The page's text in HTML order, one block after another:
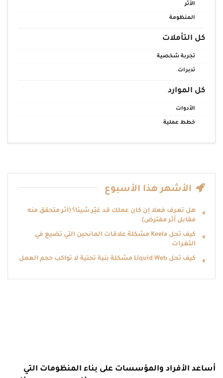
الأثر
المنظومة
كل التأملات
تجربة شخصية
تدبرات
كل الموارد
الأدوات
خطط عملية
الأشهر هذا الأسبوع
هل تعرف فعلا إن كان عملك قد غيّر شيئا؟ (أثر متحقّق منه
مقابل أثر مفترض)
كيف تحل Keela مشكلة علاقات المانحين التي تضيع في
الثغرات
كيف تحل Liquid Web مشكلة بنية تحتية لا تواكب حجم العمل
أساعد الأفراد والمؤسسات على بناء المنظومات التي